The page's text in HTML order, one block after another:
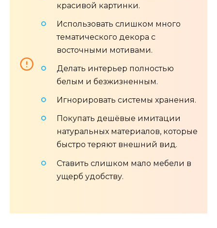
красивой картинки.
Использовать слишком много
тематического декора с
восточными мотивами.
Делать интерьер полностью
белым и безжизненным.
Игнорировать системы хранения.
Покупать дешёвые имитации
натуральных материалов, которые
быстро теряют внешний вид.
Ставить слишком мало мебели в
ущерб удобству.